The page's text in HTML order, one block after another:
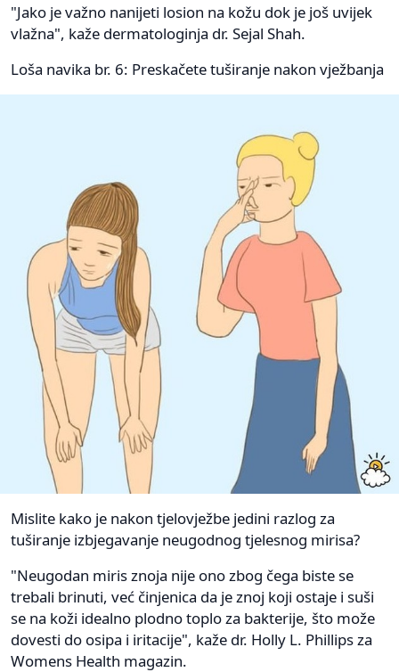
"Jako je važno nanijeti losion na kožu dok je još uvijek
vlažna", kaže dermatologinja dr. Sejal Shah.
Loša navika br. 6: Preskačete tuširanje nakon vježbanja
Mislite kako je nakon tjelovježbe jedini razlog za
tuširanje izbjegavanje neugodnog tjelesnog mirisa?
"Neugodan miris znoja nije ono zbog čega biste se
trebali brinuti, već činjenica da je znoj koji ostaje i suši
se na koži idealno plodno toplo za bakterije, što može
dovesti do osipa i iritacije", kaže dr. Holly L. Phillips za
Womens Health magazin.